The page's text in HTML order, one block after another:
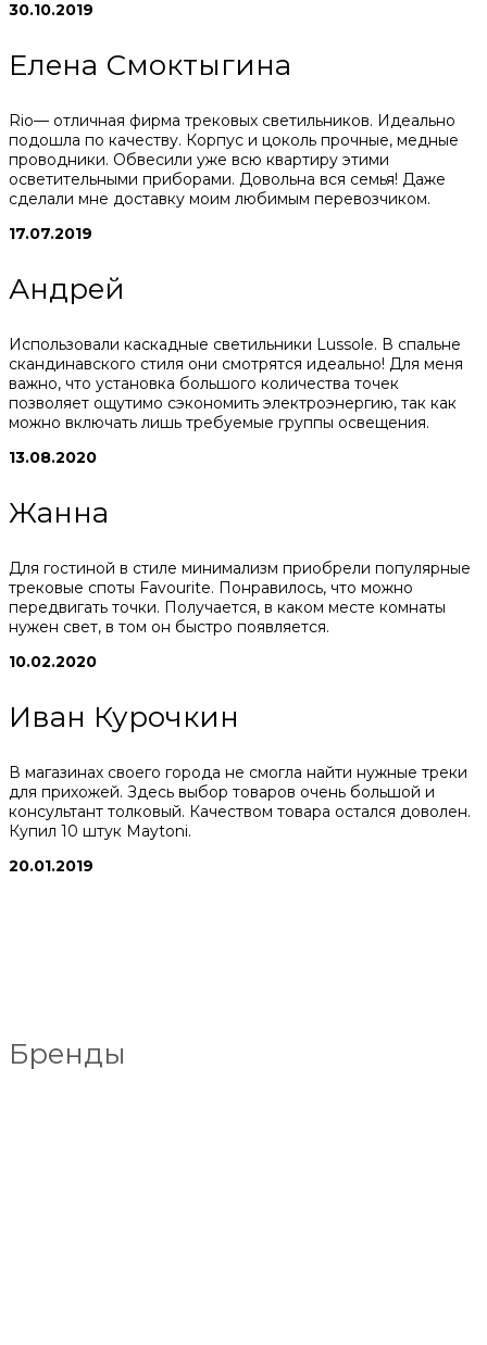
30.10.2019
Елена Смоктыгина
Rio— отличная фирма трековых светильников. Идеально
подошла по качеству. Корпус и цоколь прочные, медные
проводники. Обвесили уже всю квартиру этими
осветительными приборами. Довольна вся семья! Даже
сделали мне доставку моим любимым перевозчиком.
17.07.2019
Андрей
Использовали каскадные светильники Lussole. В спальне
скандинавского стиля они смотрятся идеально! Для меня
важно, что установка большого количества точек
позволяет ощутимо сэкономить электроэнергию, так как
можно включать лишь требуемые группы освещения.
13.08.2020
Жанна
Для гостиной в стиле минимализм приобрели популярные
трековые споты Favourite. Понравилось, что можно
передвигать точки. Получается, в каком месте комнаты
нужен свет, в том он быстро появляется.
10.02.2020
Иван Курочкин
В магазинах своего города не смогла найти нужные треки
для прихожей. Здесь выбор товаров очень большой и
консультант толковый. Качеством товара остался доволен.
Купил 10 штук Maytoni.
20.01.2019
Бренды